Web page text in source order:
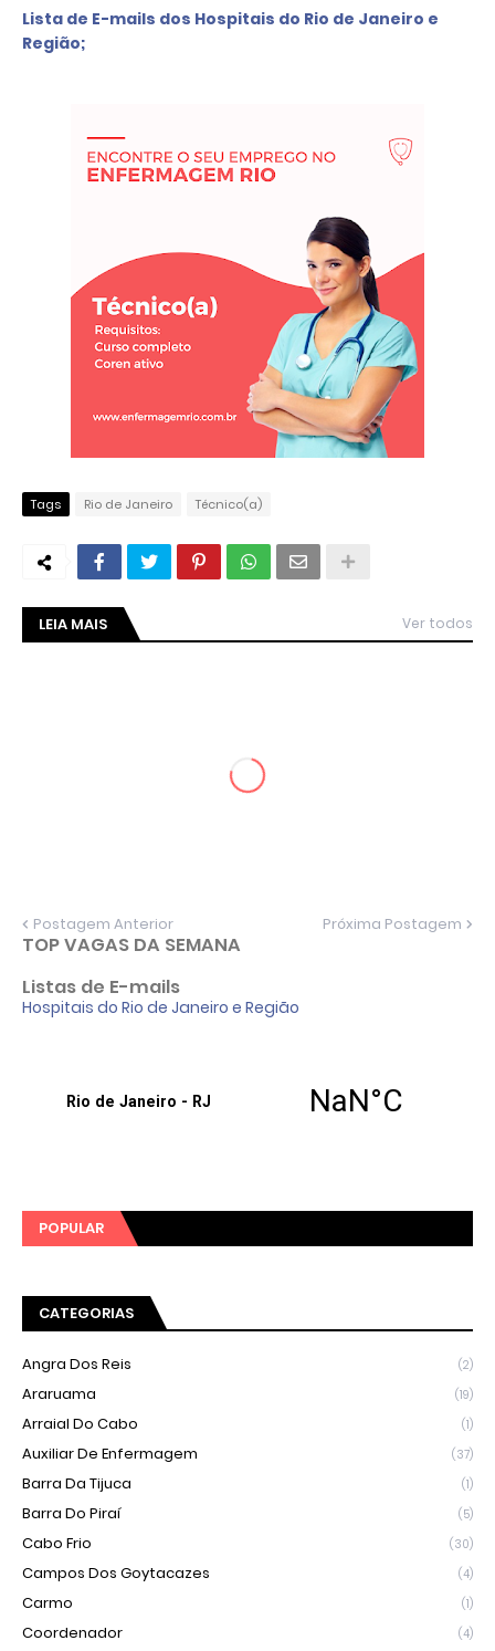
Lista de E-mails dos Hospitais do Rio de Janeiro e
Região;
Tags Rio de Janeiro Técnico(a)
LEIA MAIS Ver todos
Postagem Anterior Próxima Postagem
TOP VAGAS DA SEMANA
Listas de E-mails
Hospitais do Rio de Janeiro e Região
POPULAR
CATEGORIAS
Angra Dos Reis (2)
Araruama (19)
Arraial Do Cabo (1)
Auxiliar De Enfermagem (37)
Barra Da Tijuca (1)
Barra Do Piraí (5)
Cabo Frio (30)
Campos Dos Goytacazes (4)
Carmo (1)
Coordenador (4)